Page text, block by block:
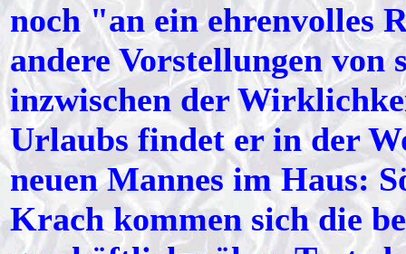
noch "an ein ehrenvolles
andere Vorstellungen von
inzwischen der
Urlaubs findet er in der
neuen Mannes im Haus:
Krach kommen sich die